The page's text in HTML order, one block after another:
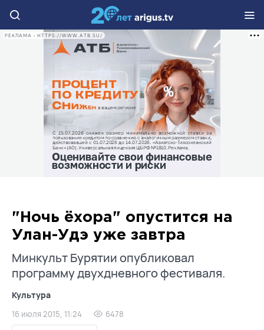
РЕКЛАМА • HTTPS://WWW.ATB.SU/
"Ночь ёхора" опустится на
Улан-Удэ уже завтра
Минкульт Бурятии опубликовал
программу двухдневного фестиваля.
Культура
16 июля 2015, 11:24 6478